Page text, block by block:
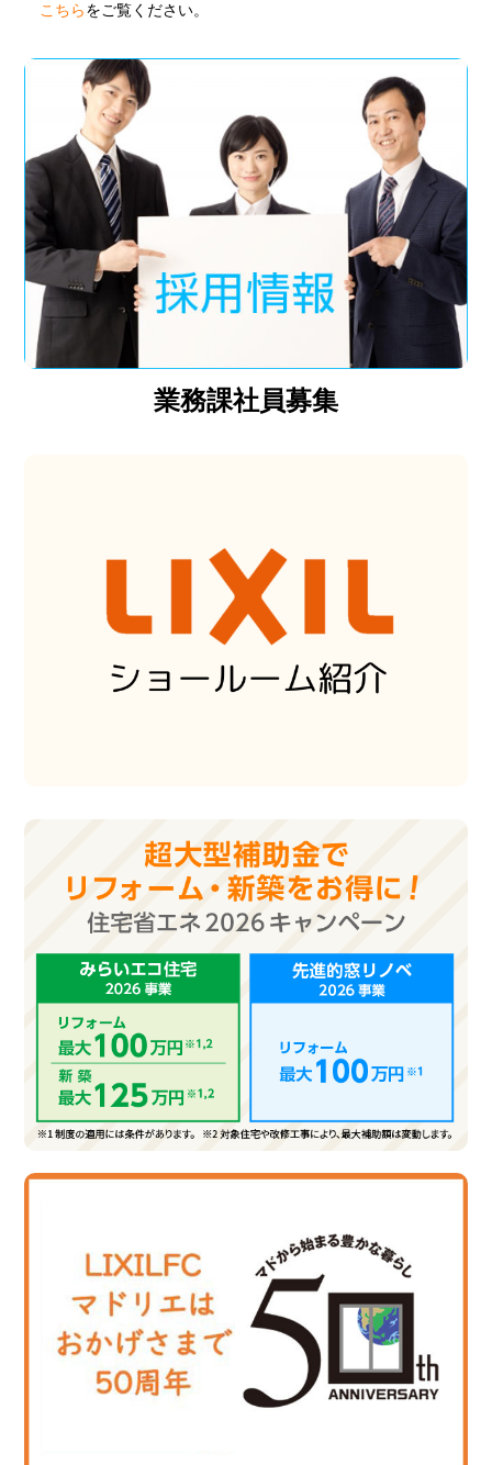
こちら をご覧ください。
業務課社員募集